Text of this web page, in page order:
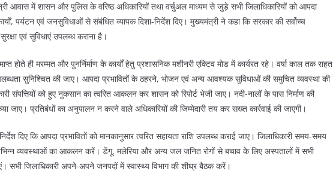
आवास में शासन और पुलिस के वरिष्ठ अधिकारियों तथा वर्चुअल माध्यम से जुड़े सभी जिलाधिकारियों को आपदा
पर्यटन एवं जनसुविधाओं से संबंधित व्यापक दिशा-निर्देश दिए। मुख्यमंत्री ने कहा कि सरकार की सर्वोच्च
एवं सुविधाएं उपलब्ध कराना है।
होते ही मरम्मत और पुनर्निर्माण के कार्यों हेतु प्रशासनिक मशीनरी एक्टिव मोड में कार्यरत रहे। वर्षा काल तक राहत
सुनिश्चित की जाए। आपदा प्रभावितों के ठहरने, भोजन एवं अन्य आवश्यक सुविधाओं की समुचित व्यवस्था की
संपत्तियों को हुए नुकसान का त्वरित आकलन कर शासन को रिपोर्ट भेजी जाए। नदी-नालों के पास निर्माण की
जाए। प्रतिबंधों का अनुपालन न करने वाले अधिकारियों की जिम्मेदारी तय कर सख्त कार्रवाई की जाएगी।
दिए कि आपदा प्रभावितों को मानकानुसार त्वरित सहायता राशि उपलब्ध कराई जाए। जिलाधिकारी समय-समय
व्यवस्थाओं का आकलन करें। डेंगू, मलेरिया और अन्य जल जनित रोगों से बचाव के लिए अस्पतालों में सभी
सभी जिलाधिकारी अपने-अपने जनपदों में स्वास्थ्य विभाग की शीघ्र बैठक करें।